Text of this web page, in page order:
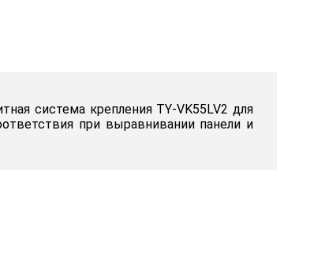
система крепления TY-VK55LV2 для
при выравнивании панели и